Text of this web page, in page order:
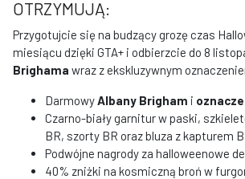
OTRZYMUJĄ:
Przygotujcie się na budzący grozę czas
miesiącu dzięki GTA+ i odbierzcie do 8
Brighama wraz z ekskluzywnym
Darmowy Albany Brigham i
Czarno-biały garnitur w paski,
BR, szorty BR oraz bluza z kapturem
Podwójne nagrody za halloweenowe
40% zniżki na kosmiczną broń w